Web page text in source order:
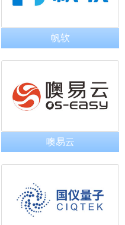
帆软
噢易云